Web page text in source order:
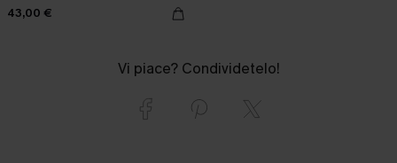
43,00 €
Vi piace? Condividetelo!